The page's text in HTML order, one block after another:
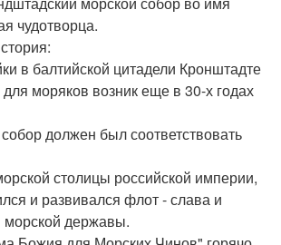
чудотворца.
в балтийской цитадели Кронштадте
моряков возник еще в 30-х годах
должен был соответствовать
столицы российской империи,
и развивался флот - слава и
морской державы.